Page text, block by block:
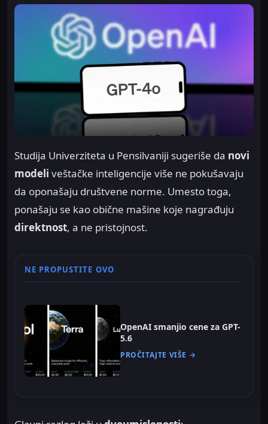
Studija Univerziteta u Pensilvaniji sugeriše da novi
modeli veštačke inteligencije više ne pokušavaju
da oponašaju društvene norme. Umesto toga,
ponašaju se kao obične mašine koje nagrađuju
direktnost, a ne pristojnost.
NE PROPUSTITE OVO
OpenAI smanjio cene za GPT-
5.6
PROČITAJTE VIŠE →